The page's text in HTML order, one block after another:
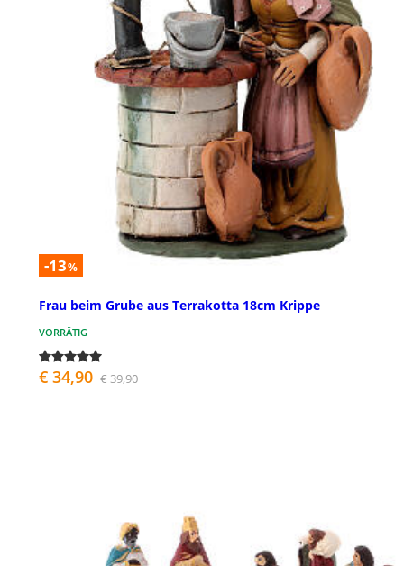
-13%
Frau beim Grube aus Terrakotta 18cm Krippe
VORRÄTIG
€ 34,90 € 39,90